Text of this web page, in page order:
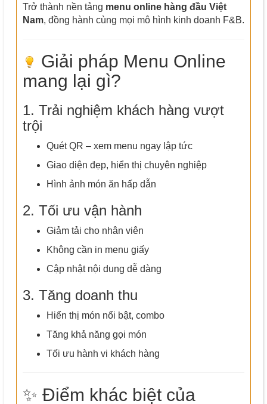
Trở thành nền tảng menu online hàng đầu Việt
Nam, đồng hành cùng mọi mô hình kinh doanh F&B.
Giải pháp Menu Online
mang lại gì?
1. Trải nghiệm khách hàng vượt
trội
Quét QR – xem menu ngay lập tức
Giao diện đẹp, hiển thị chuyên nghiệp
Hình ảnh món ăn hấp dẫn
2. Tối ưu vận hành
Giảm tải cho nhân viên
Không cần in menu giấy
Cập nhật nội dung dễ dàng
3. Tăng doanh thu
Hiển thị món nổi bật, combo
Tăng khả năng gọi món
Tối ưu hành vi khách hàng
✨ Điểm khác biệt của